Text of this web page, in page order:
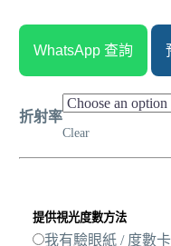
WhatsApp 查詢
折射率
Clear
提供視光度數方法
我有驗眼紙 / 度數